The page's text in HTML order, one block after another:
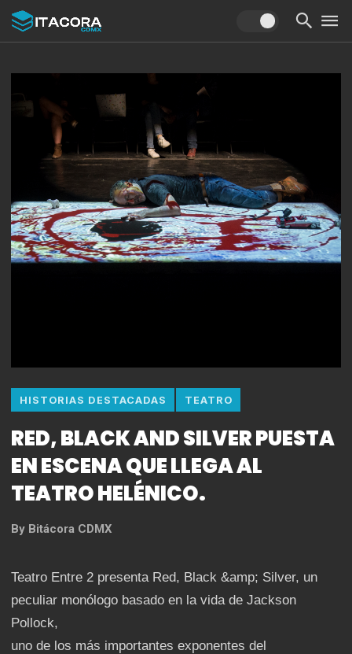
HISTORIAS DESTACADAS TEATRO
RED, BLACK AND SILVER PUESTA
EN ESCENA QUE LLEGA AL
TEATRO HELÉNICO.
By Bitácora CDMX
Teatro Entre 2 presenta Red, Black &amp; Silver, un
peculiar monólogo basado en la vida de Jackson
Pollock,
uno de los más importantes exponentes del